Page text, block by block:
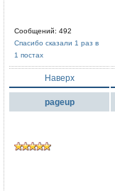
Сообщений: 492
Спасибо сказали 1 раз в
1 постах
Наверх
pageup